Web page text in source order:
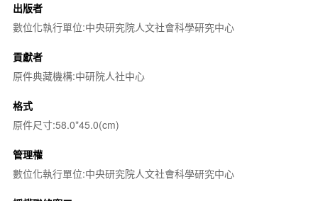
出版者
數位化執行單位:中央研究院人文社會科學研究中心
貢獻者
原件典藏機構:中研院人社中心
格式
原件尺寸:58.0*45.0(cm)
管理權
數位化執行單位:中央研究院人文社會科學研究中心